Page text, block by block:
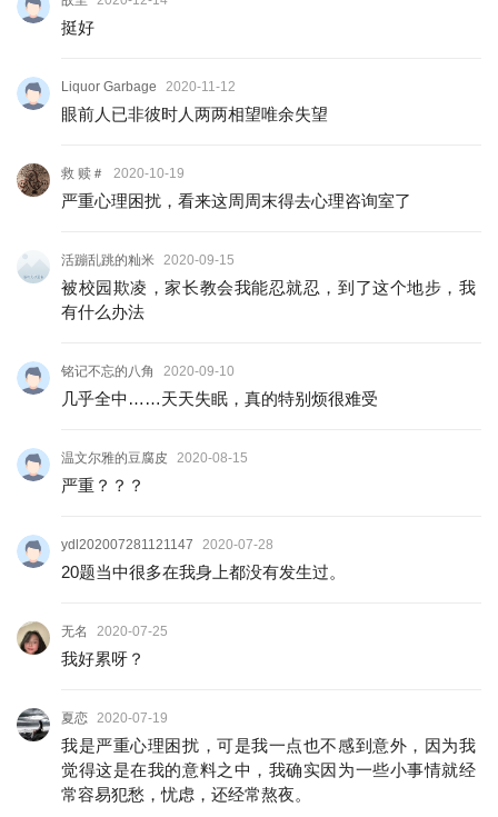
挺好
Liquor Garbage 2020-11-12
眼前人已非彼时人两两相望唯余失望
救 赎＃ 2020-10-19
严重心理困扰，看来这周周末得去心理咨询室了
活蹦乱跳的籼米 2020-09-15
被校园欺凌，家长教会我能忍就忍，到了这个地步，我
有什么办法
铭记不忘的八角 2020-09-10
几乎全中……天天失眠，真的特别烦很难受
温文尔雅的豆腐皮 2020-08-15
严重？？？
ydl202007281121147 2020-07-28
20题当中很多在我身上都没有发生过。
无名 2020-07-25
我好累呀？
夏恋 2020-07-19
我是严重心理困扰，可是我一点也不感到意外，因为我
觉得这是在我的意料之中，我确实因为一些小事情就经
常容易犯愁，忧虑，还经常熬夜。